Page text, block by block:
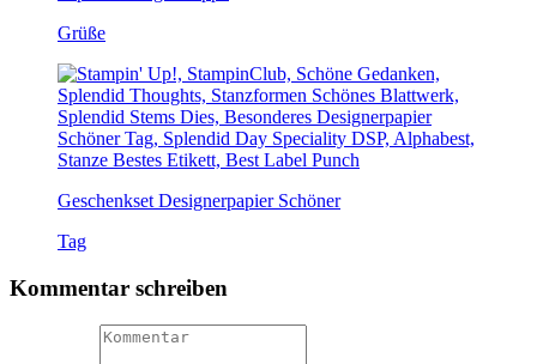
Grüße
Geschenkset Designerpapier Schöner
Tag
Kommentar schreiben